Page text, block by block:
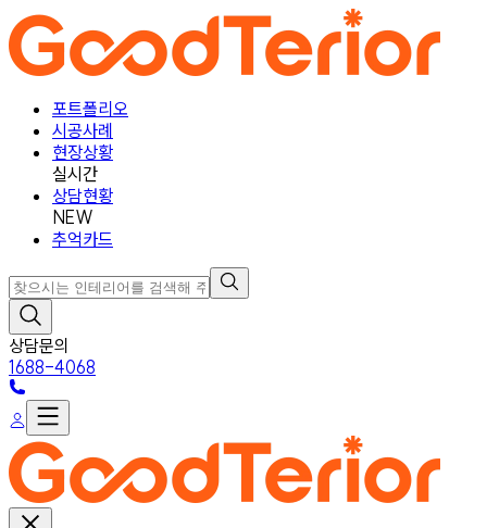
포트폴리오
시공사례
현장상황
실시간
상담현황
NEW
추억카드
상담문의
1688-4068